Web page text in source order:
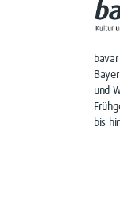
und
bis